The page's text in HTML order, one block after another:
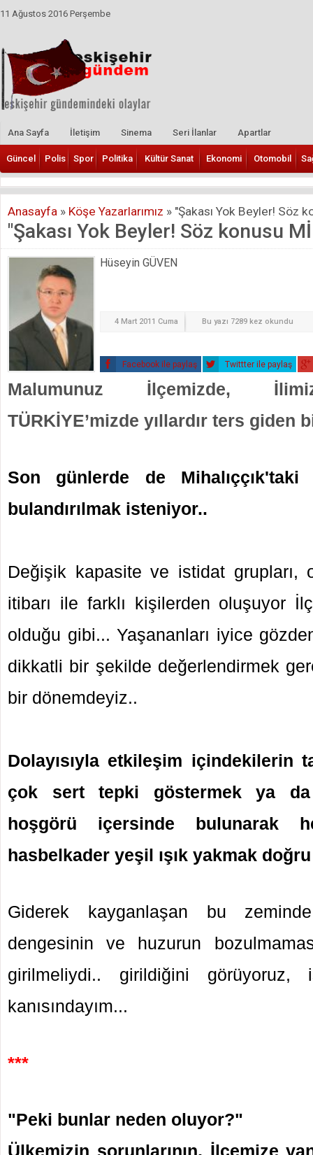
11 Ağustos 2016 Perşembe
Ana Sayfa İletişim Sinema Seri İlanlar Apartlar
Güncel Polis Spor Politika Kültür Sanat Ekonomi Otomobil
Anasayfa » Köşe Yazarlarımız » "Şakası Yok Beyler! Söz
"Şakası Yok Beyler! Söz konusu
Hüseyin GÜVEN
4 Mart 2011 Cuma Bu yazı 7289 kez okundu
Facebook ile paylaş Twittter ile paylaş
Malumunuz İlçemizde,
TÜRKİYE’mizde yıllardır ters giden
Son günlerde de
bulandırılmak isteniyor..
Değişik kapasite ve istidat grupları,
itibarı ile farklı kişilerden oluşuyor
olduğu gibi... Yaşananları iyice
dikkatli bir şekilde değerlendirmek
bir dönemdeyiz..
Dolayısıyla etkileşim içindekilerin
çok sert tepki göstermek ya da
hoşgörü içersinde bulunarak
hasbelkader yeşil ışık yakmak
Giderek kayganlaşan bu
dengesinin ve huzurun
girilmeliydi.. girildiğini görüyoruz,
kanısındayım...
***
"Peki bunlar neden oluyor?"
Ülkemizin sorunlarının, İlçemize